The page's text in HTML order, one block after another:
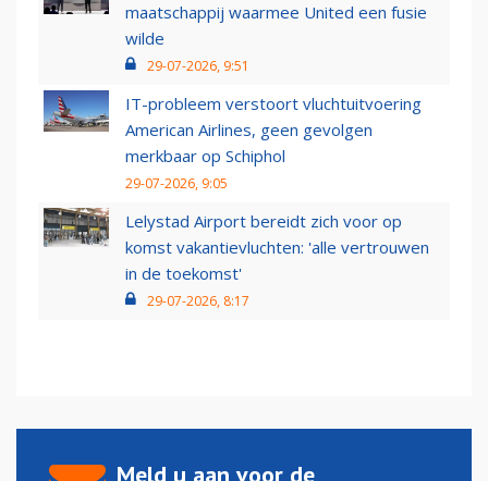
maatschappij waarmee United een fusie
wilde
29-07-2026, 9:51
IT-probleem verstoort vluchtuitvoering
American Airlines, geen gevolgen
merkbaar op Schiphol
29-07-2026, 9:05
Lelystad Airport bereidt zich voor op
komst vakantievluchten: 'alle vertrouwen
in de toekomst'
29-07-2026, 8:17
Meld u aan voor de